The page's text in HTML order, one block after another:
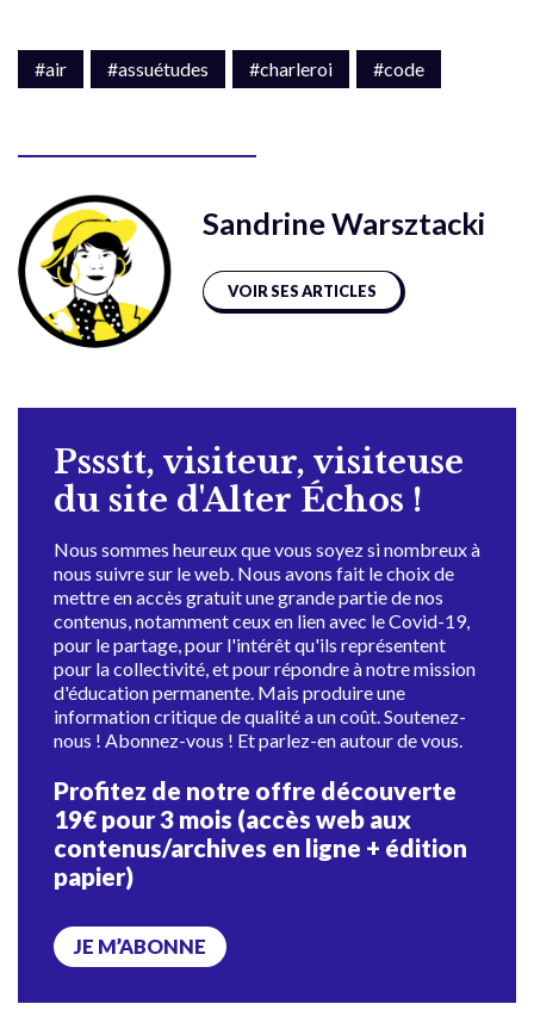
#air #assuétudes #charleroi #code
Sandrine Warsztacki
VOIR SES ARTICLES
Pssstt, visiteur, visiteuse
du site d'Alter Échos !
Nous sommes heureux que vous soyez si nombreux à
nous suivre sur le web. Nous avons fait le choix de
mettre en accès gratuit une grande partie de nos
contenus, notamment ceux en lien avec le Covid-19,
pour le partage, pour l'intérêt qu'ils représentent
pour la collectivité, et pour répondre à notre mission
d'éducation permanente. Mais produire une
information critique de qualité a un coût. Soutenez-
nous ! Abonnez-vous ! Et parlez-en autour de vous.
Profitez de notre offre découverte
19€ pour 3 mois (accès web aux
contenus/archives en ligne + édition
papier)
JE M’ABONNE